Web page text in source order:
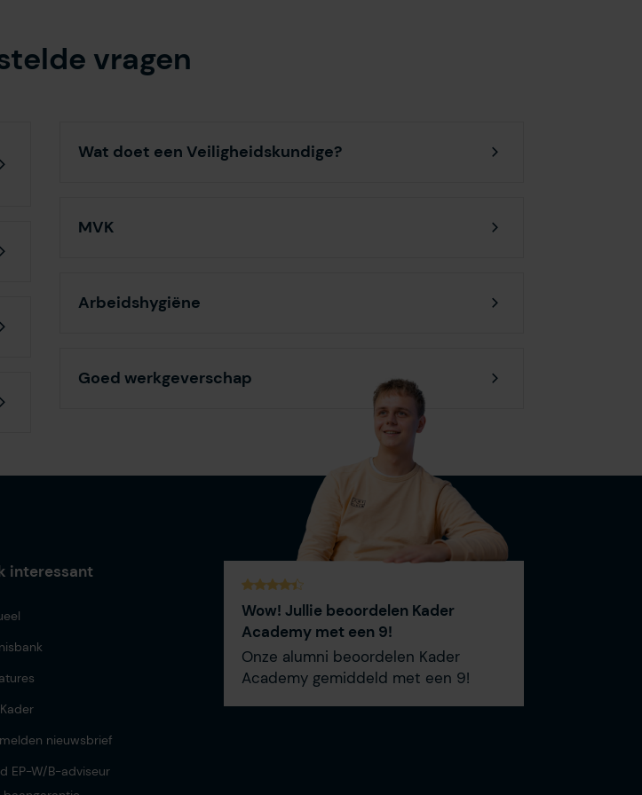
vragen
Wat doet een Veiligheidskundige?
MVK
Arbeidshygiëne
Goed werkgeverschap
interessant
nieuwsbrief
EP-W/B-adviseur
Wow! Jullie beoordelen Kader
Academy met een 9!
Onze alumni beoordelen Kader
Academy gemiddeld met een 9!